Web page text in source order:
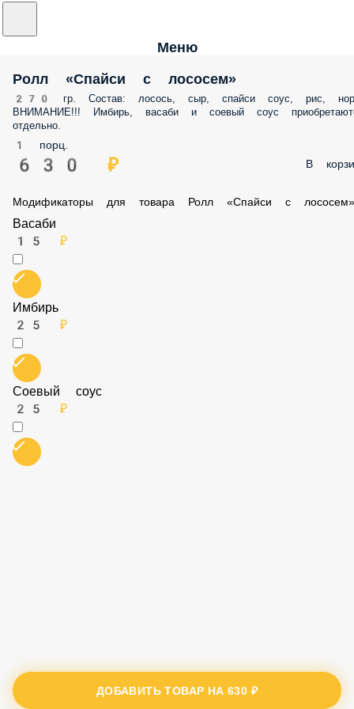
Меню
Ролл «Спайси с лососем»
270 гр. Состав: лосось, сыр, спайси соус, рис,
ВНИМАНИЕ!!! Имбирь, васаби и соевый соус
отдельно.
1 порц.
630 ₽ В
Модификаторы для товара Ролл «Спайси с лососем»
Васаби
15 ₽
Имбирь
25 ₽
Соевый соус
25 ₽
ДОБАВИТЬ ТОВАР НА630 ₽